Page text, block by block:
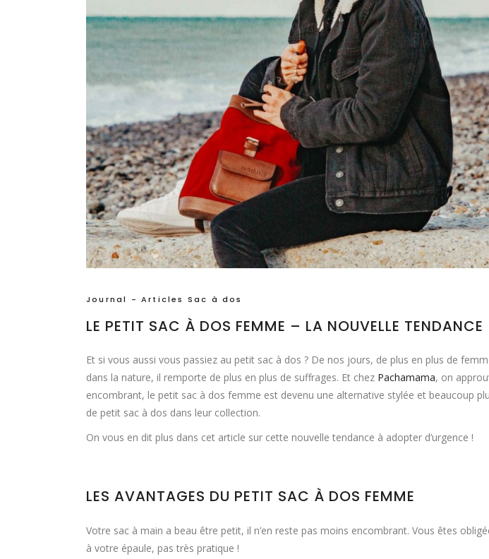
Journal - Articles Sac à dos
LE PETIT SAC À DOS FEMME – LA NOUVELLE TENDANCE
Et si vous aussi vous passiez au petit sac à dos ? De nos jours, de plus en plus de
dans la nature, il remporte de plus en plus de suffrages. Et chez Pachamama, on
encombrant, le petit sac à dos femme est devenu une alternative stylée et beaucoup
de petit sac à dos dans leur collection.
On vous en dit plus dans cet article sur cette nouvelle tendance à adopter d’urgence !
LES AVANTAGES DU PETIT SAC À DOS FEMME
Votre sac à main a beau être petit, il n’en reste pas moins encombrant. Vous êtes
à votre épaule, pas très pratique !